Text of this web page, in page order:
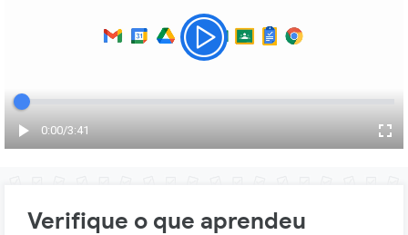
Tempo decorrido
0:00/Total
3:41
Verifique o que aprendeu